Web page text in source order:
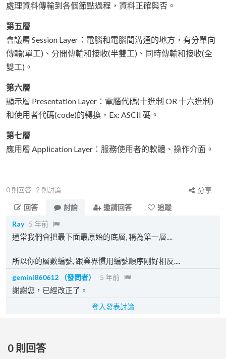
處理資料傳輸到各個節點過程，資料正確與否。
第五層
會議層 Session Layer：電腦和電腦間溝通的地方，有分單向
傳輸(單工)、分開傳輸和接收(半雙工)、同時傳輸和接收(全
雙工)。
第六層
顯示層 Presentation Layer：電腦代碼(十進制 OR 十六進制)
和使用者代碼(code)的轉換，Ex: ASCII 碼。
第七層
應用層 Application Layer：服務使用者的軟體、操作介面。
0 則回答 2 則討論
分享
回答
討論 邀請回答
追蹤
Ray 5 年前
通常我們會把最下面最原始的底層, 稱為第一層....
所以你的層數編號, 跟業界慣用編號順序剛好相反....
gemini860612 （發問者） 5 年前
謝謝您，已經改正了。
登入發表討論
0 則回答